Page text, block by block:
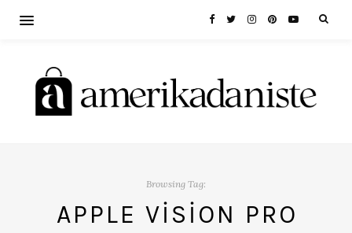
Browsing Tag:
APPLE VISION PRO